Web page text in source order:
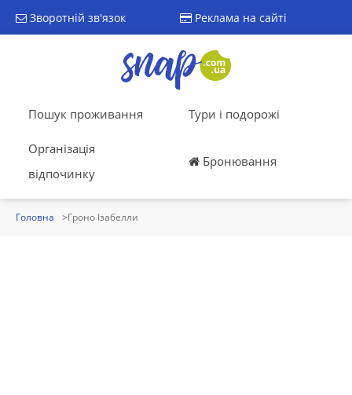
Зворотній зв'язок Реклама на сайті
Пошук проживання Тури і подорожі
Організація
відпочинку
Бронювання
Головна Гроно Ізабелли